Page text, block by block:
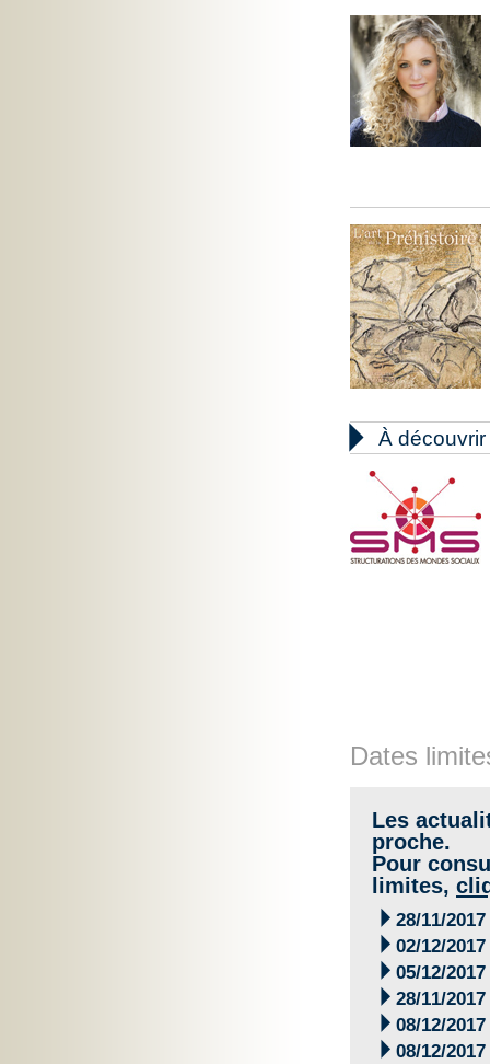
 À découvrir
Dates
Les
proche.
Pour
limites,
 28/11/2017
 02/12/2017
 05/12/2017
 28/11/2017
 08/12/2017
 08/12/2017